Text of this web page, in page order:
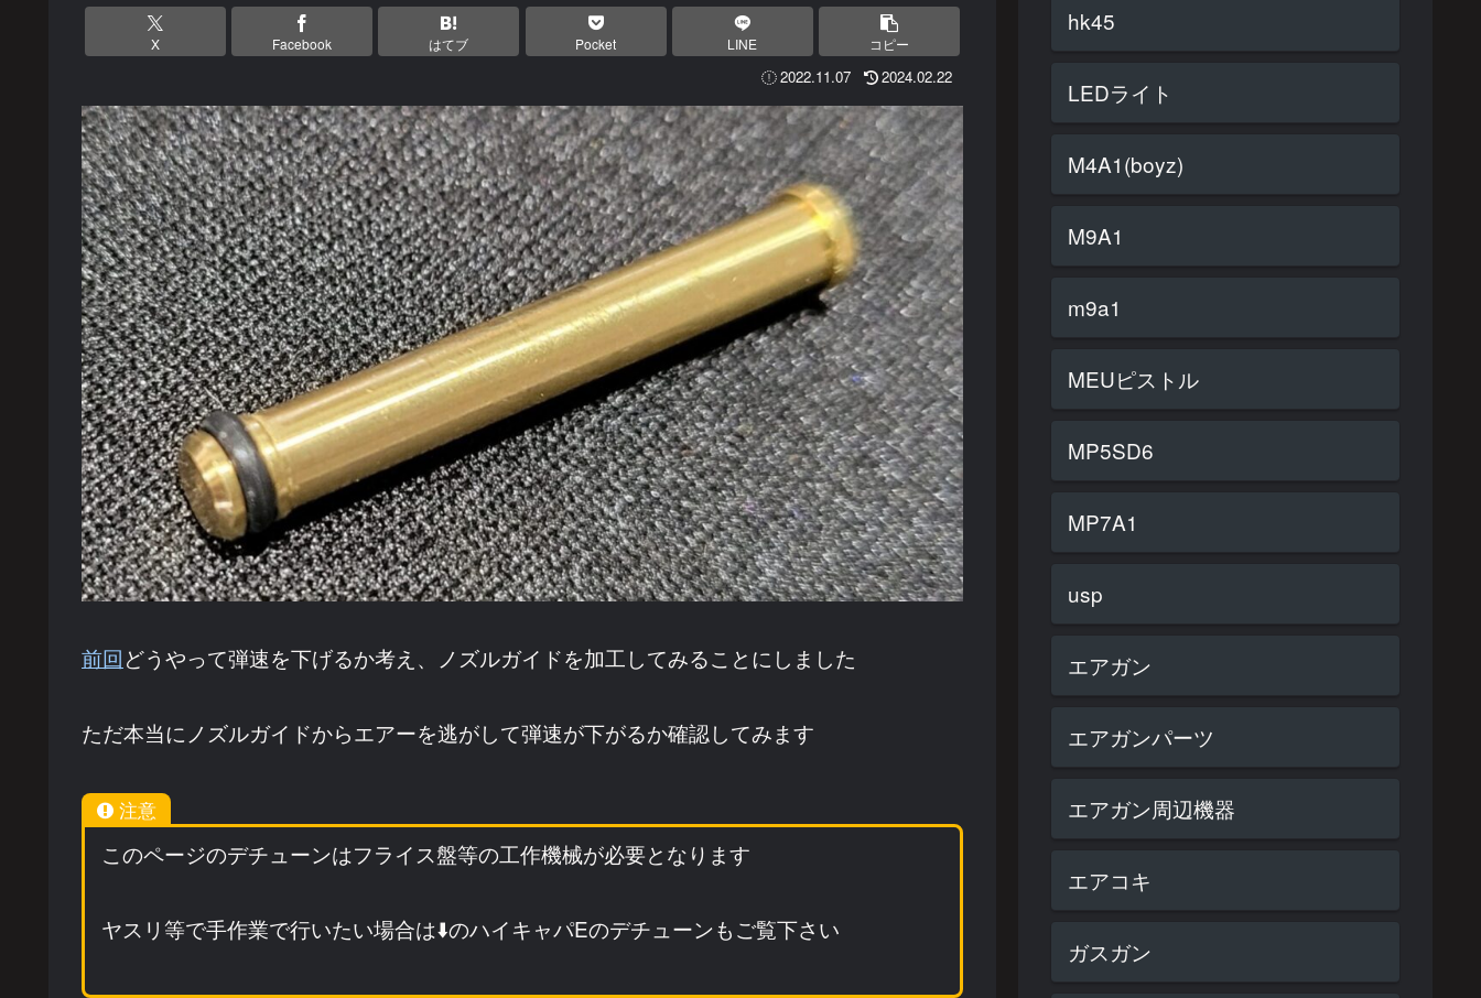
X Facebook はてブ Pocket LINE コピー
2022.11.07 2024.02.22
前回どうやって弾速を下げるか考え、ノズルガイドを加工してみることにしました
ただ本当にノズルガイドからエアーを逃がして弾速が下がるか確認してみます
注意
このページのデチューンはフライス盤等の工作機械が必要となります
ヤスリ等で手作業で行いたい場合は⬇️のハイキャパEのデチューンもご覧下さい
hk45
LEDライト
M4A1(boyz)
M9A1
m9a1
MEUピストル
MP5SD6
MP7A1
usp
エアガン
エアガンパーツ
エアガン周辺機器
エアコキ
ガスガン